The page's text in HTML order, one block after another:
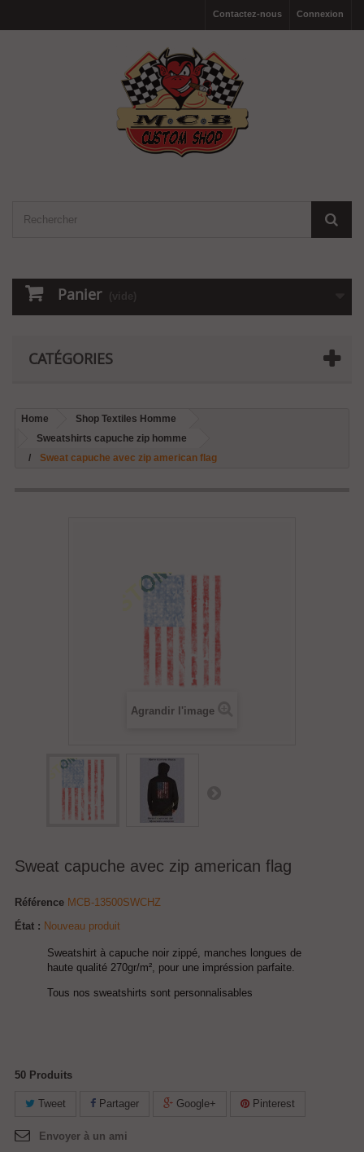
Connexion
Contactez-nous
Panier (vide)
CATÉGORIES
Home
Shop Textiles Homme
Sweatshirts capuche zip homme
Sweat capuche avec zip american flag
Agrandir l'image
Sweat capuche avec zip american flag
Référence MCB-13500SWCHZ
État : Nouveau produit
Sweatshirt à capuche noir zippé, manches longues de
haute qualité 270gr/m², pour une impréssion parfaite.
Tous nos sweatshirts sont personnalisables
50 Produits
Tweet Partager Google+ Pinterest
Envoyer à un ami